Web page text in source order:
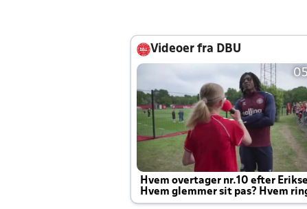
Videoer fra DBU
Hvem overtager nr.10 efter
Hvem glemmer sit pas? Hvem
Joachim altid til efter kampe?